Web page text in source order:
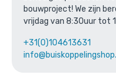
bouwproject! We zijn
vrijdag van 8:30uur tot
+31(0)104613631